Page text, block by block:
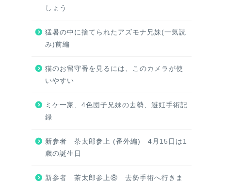
しょう
猛暑の中に捨てられたアズモナ兄妹(一気読
み)前編
猫のお留守番を見るには、このカメラが使
いやすい
ミケ一家、4色団子兄妹の去勢、避妊手術記
録
新参者 茶太郎参上 (番外編) 4月15日は1
歳の誕生日
新参者 茶太郎参上⑧ 去勢手術へ行きま